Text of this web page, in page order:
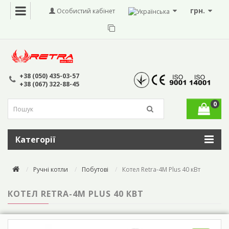
грн.
Особистий кабінет
+38 (050) 435-03-57
+38 (067) 322-88-45
0
Категорії
Ручні котли Побутові Котел Retra-4М Plus 40 кВт
КОТЕЛ RETRA-4М PLUS 40 КВТ